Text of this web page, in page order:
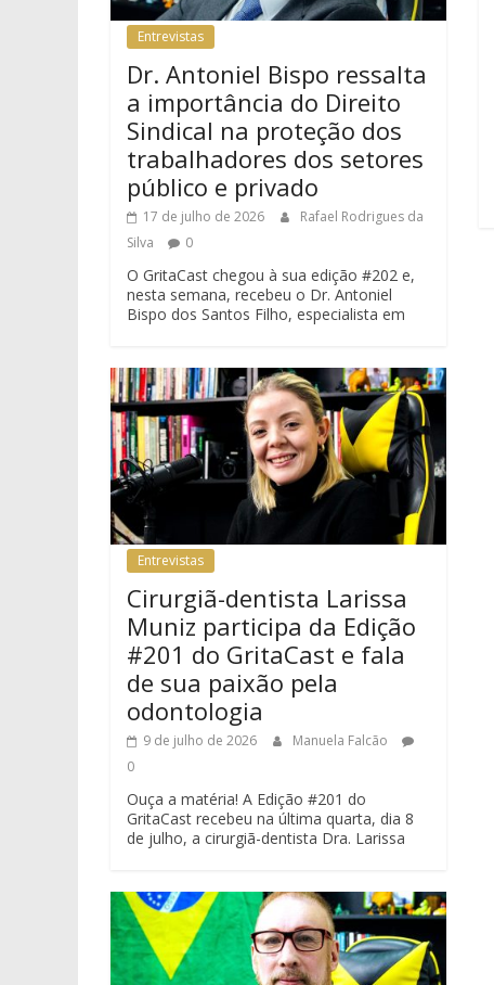
Entrevistas
Dr. Antoniel Bispo ressalta
a importância do Direito
Sindical na proteção dos
trabalhadores dos setores
público e privado
17 de julho de 2026
Rafael Rodrigues da
Silva
0
O GritaCast chegou à sua edição #202 e,
nesta semana, recebeu o Dr. Antoniel
Bispo dos Santos Filho, especialista em
Entrevistas
Cirurgiã-dentista Larissa
Muniz participa da Edição
#201 do GritaCast e fala
de sua paixão pela
odontologia
9 de julho de 2026
Manuela Falcão
0
Ouça a matéria! A Edição #201 do
GritaCast recebeu na última quarta, dia 8
de julho, a cirurgiã-dentista Dra. Larissa